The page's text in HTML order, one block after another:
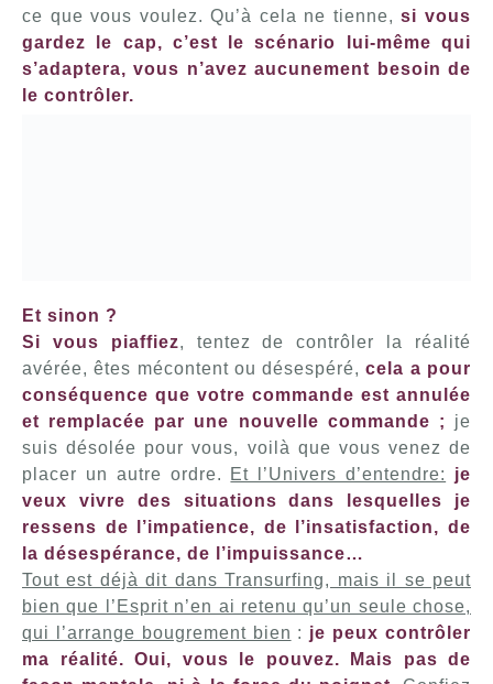
ce que vous voulez. Qu’à cela ne tienne,si vous
gardez le cap, c’est le scénario lui-même qui
s’adaptera, vous n’avez aucunement besoin de
le contrôler.
Et sinon ?
Si vous piaffiez, tentez de contrôler la réalité
avérée, êtes mécontent ou désespéré,cela a pour
conséquence que votre commande est annulée
et remplacée par une nouvelle commande ;
je
suis désolée pour vous, voilà que vous venez de
placer un autre ordre. Et l’Univers d’entendre:
je
veux vivre des situations dans lesquelles je
ressens de l’impatience, de l’insatisfaction, de
la désespérance, de l’impuissance…
Tout est déjà dit dans Transurfing, mais il se peut
bien que l’Esprit n’en ai retenu qu’un seule chose,
qui l’arrange bougrement bien : je peux contrôler
ma réalité. Oui, vous le pouvez. Mais pas de